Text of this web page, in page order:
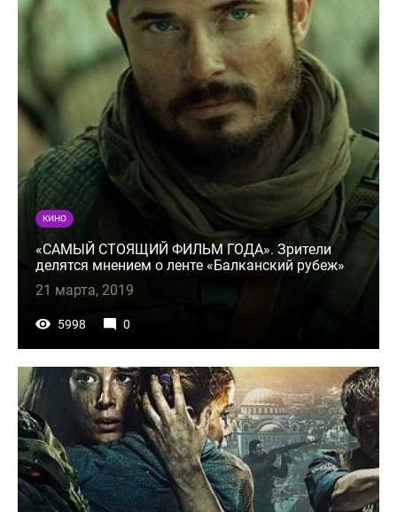
КИНО
«САМЫЙ СТОЯЩИЙ ФИЛЬМ ГОДА». Зрители
делятся мнением о ленте «Балканский рубеж»
21 марта, 2019
5998 0